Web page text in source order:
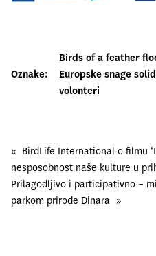
Oznake:
Birds of a feather
Europske snage
volonteri
« BirdLife International o filmu
nesposobnost naše kulture u
Prilagodljivo i participativno –
parkom prirode Dinara »